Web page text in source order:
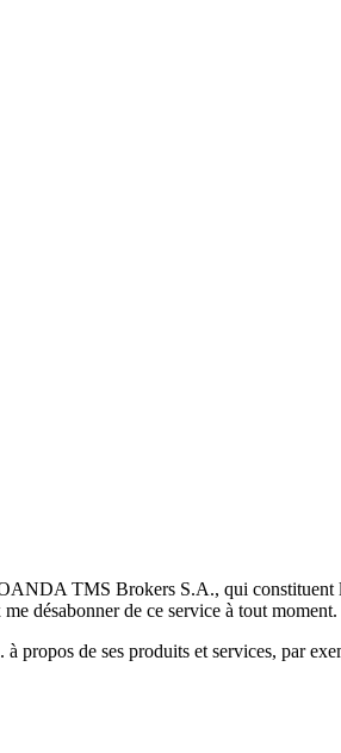
TMS Brokers S.A., qui constituent
désabonner de ce service à tout moment.
de ses produits et services, par